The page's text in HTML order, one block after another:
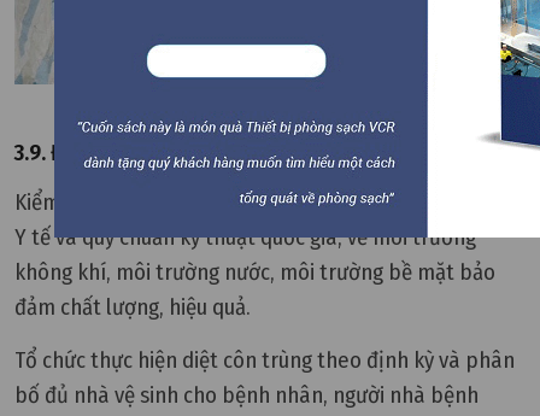
3.9. Đảm bảo chất lượng môi trường bệnh viện
Kiểm tra vệ sinh môi trường theo đúng quy định của Bộ
Y tế và quy chuẩn kỹ thuật quốc gia, về môi trường
không khí, môi trường nước, môi trường bề mặt bảo
đảm chất lượng, hiệu quả.
Tổ chức thực hiện diệt côn trùng theo định kỳ và phân
bố đủ nhà vệ sinh cho bệnh nhân, người nhà bệnh